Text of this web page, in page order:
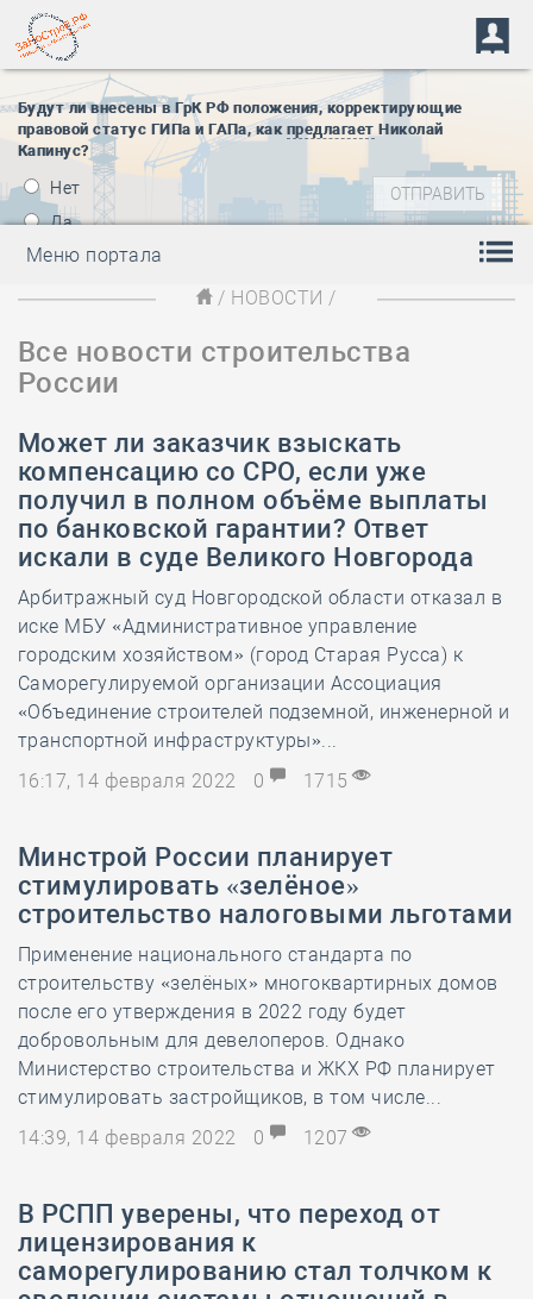
Будут ли внесены в ГрК РФ положения, корректирующие
правовой статус ГИПа и ГАПа, как предлагает Николай
Капинус?
Нет
Да
Меню портала
/ НОВОСТИ /
Все новости строительства
России
Может ли заказчик взыскать
компенсацию со СРО, если уже
получил в полном объёме выплаты
по банковской гарантии? Ответ
искали в суде Великого Новгорода
Арбитражный суд Новгородской области отказал в
иске МБУ «Административное управление
городским хозяйством» (город Старая Русса) к
Саморегулируемой организации Ассоциация
«Объединение строителей подземной, инженерной и
транспортной инфраструктуры»...
16:17, 14 февраля 2022
0 1715
Минстрой России планирует
стимулировать «зелёное»
строительство налоговыми льготами
Применение национального стандарта по
строительству «зелёных» многоквартирных домов
после его утверждения в 2022 году будет
добровольным для девелоперов. Однако
Министерство строительства и ЖКХ РФ планирует
стимулировать застройщиков, в том числе...
14:39, 14 февраля 2022
0 1207
В РСПП уверены, что переход от
лицензирования к
саморегулированию стал толчком к